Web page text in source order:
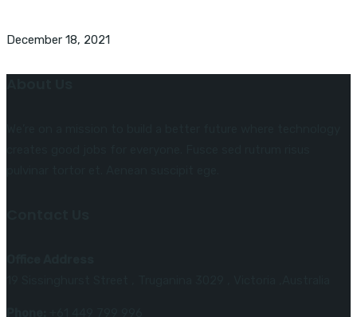
December 18, 2021